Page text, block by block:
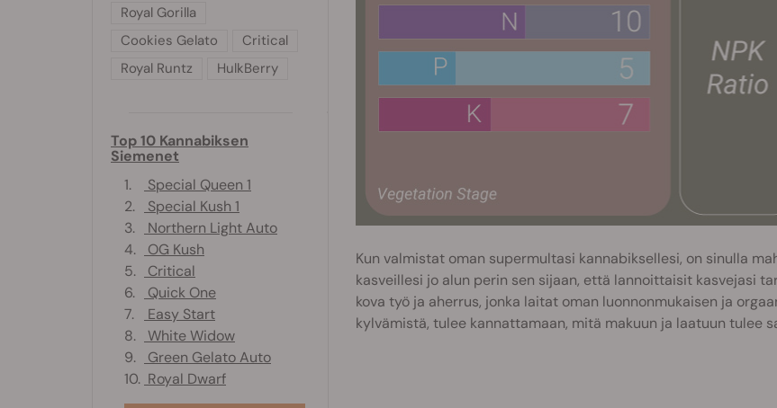
Kun valmistat oman supermultasi kannabiksellesi, on sinulla
kasveillesi jo alun perin sen sijaan, että lannoittaisit kasvejasi
kova työ ja aherrus, jonka laitat oman luonnonmukaisen ja
kylvämistä, tulee kannattamaan, mitä makuun ja laatuun tulee
Royal Gorilla
Cookies Gelato
Critical
Royal Runtz
HulkBerry
Top 10 Kannabiksen
Siemenet
1.
Special Queen 1
2.
Special Kush 1
3.
Northern Light Auto
4.
OG Kush
5.
Critical
6.
Quick One
7.
Easy Start
8.
White Widow
9.
Green Gelato Auto
10. Royal Dwarf